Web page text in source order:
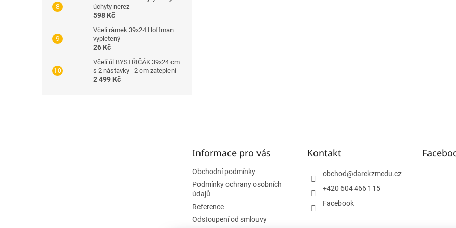
úchyty nerez
598 Kč
Včelí rámek 39x24 Hoffman
vypletený
26 Kč
Včelí úl BYSTŘIČÁK 39x24 cm
s 2 nástavky - 2 cm zateplení
2 499 Kč
Informace pro vás
Obchodní podmínky
Podmínky ochrany osobních
údajů
Reference
Odstoupení od smlouvy
Kontakt
obchod@darekzmedu.cz
+420 604 466 115
Facebook